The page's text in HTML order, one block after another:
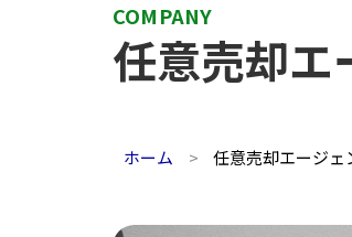
COMPANY
任意売却
ホーム 任意売却エージ